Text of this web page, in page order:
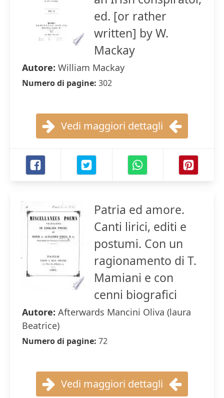
ed. [or rather
written] by W.
Mackay
Autore: William Mackay
Numero di pagine: 302
Vedi maggiori dettagli
Patria ed amore.
Canti lirici, editi e
postumi. Con un
ragionamento di T.
Mamiani e con
cenni biografici
Autore: Afterwards Mancini Oliva (laura
Beatrice)
Numero di pagine: 72
Vedi maggiori dettagli